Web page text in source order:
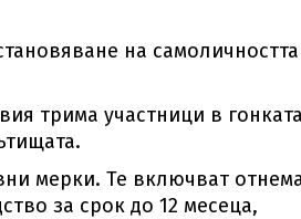
на
трима участници в
мерки. Те включват
за срок до 12 месеца,